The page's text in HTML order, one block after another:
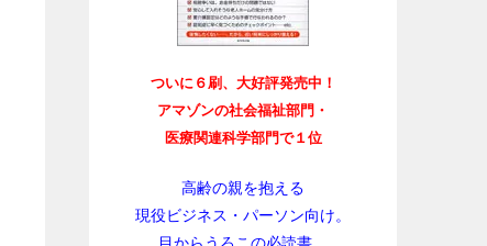
ついに６刷、大好評発売中！
アマゾンの社会福祉部門・
医療関連科学部門で１位
高齢の親を抱える
現役ビジネス・パーソン向け。
目からうろこの必読書。